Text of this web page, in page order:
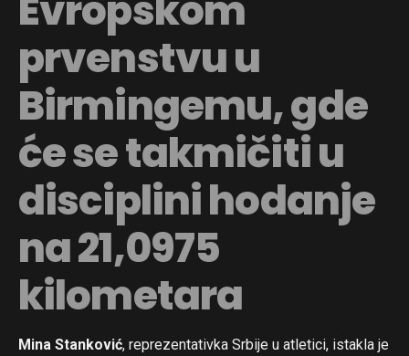
prvenstvu u
Birmingemu, gde
će se takmičiti u
disciplini hodanje
na 21,0975
kilometara
Mina Stanković, reprezentativka Srbije u atletici, istakla je